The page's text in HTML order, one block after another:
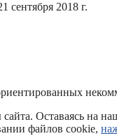
сентября 2018 г.
Оставаясь на
файлов cookie,